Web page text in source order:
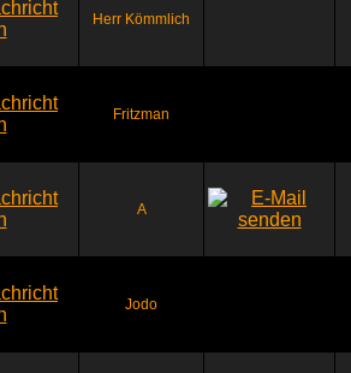
Herr Kömmlich
Fritzman
A
Jodo